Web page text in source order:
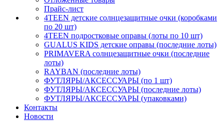
Прайс-лист
4TEEN детские солнцезащитные очки (коробками
по 20 шт)
4TEEN подростковые оправы (лоты по 10 шт)
GUALUS KIDS детские оправы (последние лоты)
PRIMAVERA солнцезащитные очки (последние
лоты)
RAYBAN (последние лоты)
ФУТЛЯРЫ/АКСЕССУАРЫ (по 1 шт)
ФУТЛЯРЫ/АКСЕССУАРЫ (последние лоты)
ФУТЛЯРЫ/АКСЕССУАРЫ (упаковками)
Контакты
Новости